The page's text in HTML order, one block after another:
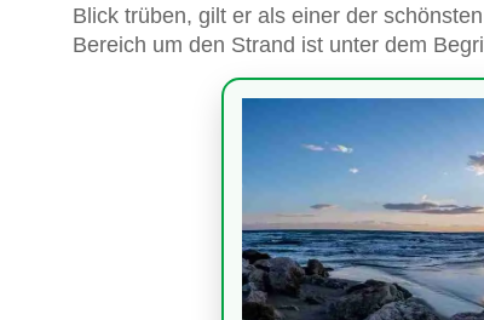
Blick trüben, gilt er als einer der
Bereich um den Strand ist unter dem